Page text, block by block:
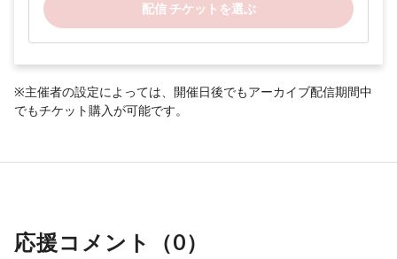
配信 チケットを選ぶ
※主催者の設定によっては、開催日後でもアーカイブ配信期間中
でもチケット購入が可能です。
応援コメント（0）